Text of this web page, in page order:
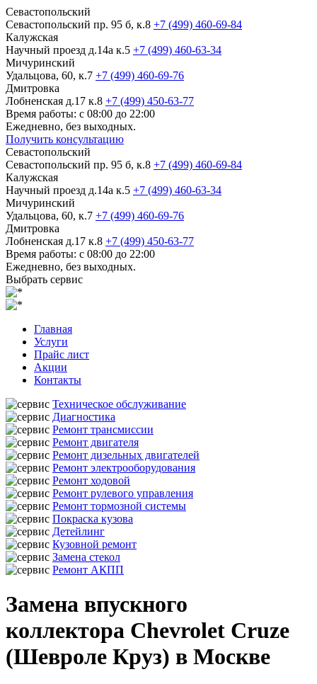
Севастопольский
Севастопольский пр. 95 б, к.8 +7 (499) 460-69-84
Калужская
Научный проезд д.14а к.5 +7 (499) 460-63-34
Мичуринский
Удальцова, 60, к.7 +7 (499) 460-69-76
Дмитровка
Лобненская д.17 к.8 +7 (499) 450-63-77
Время работы: с 08:00 до 22:00
Ежедневно, без выходных.
Получить консультацию
Севастопольский
Севастопольский пр. 95 б, к.8 +7 (499) 460-69-84
Калужская
Научный проезд д.14а к.5 +7 (499) 460-63-34
Мичуринский
Удальцова, 60, к.7 +7 (499) 460-69-76
Дмитровка
Лобненская д.17 к.8 +7 (499) 450-63-77
Время работы: с 08:00 до 22:00
Ежедневно, без выходных.
Выбрать сервис
Главная
Услуги
Прайс лист
Акции
Контакты
Техническое обслуживание
Диагностика
Ремонт трансмиссии
Ремонт двигателя
Ремонт дизельных двигателей
Ремонт электрооборудования
Ремонт ходовой
Ремонт рулевого управления
Ремонт тормозной системы
Покраска кузова
Детейлинг
Кузовной ремонт
Замена стекол
Ремонт АКПП
Замена впускного
коллектора Chevrolet Cruze
(Шевроле Круз) в Москве